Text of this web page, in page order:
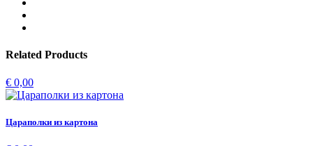
Related Products
€ 0,00
Цараполки из картона